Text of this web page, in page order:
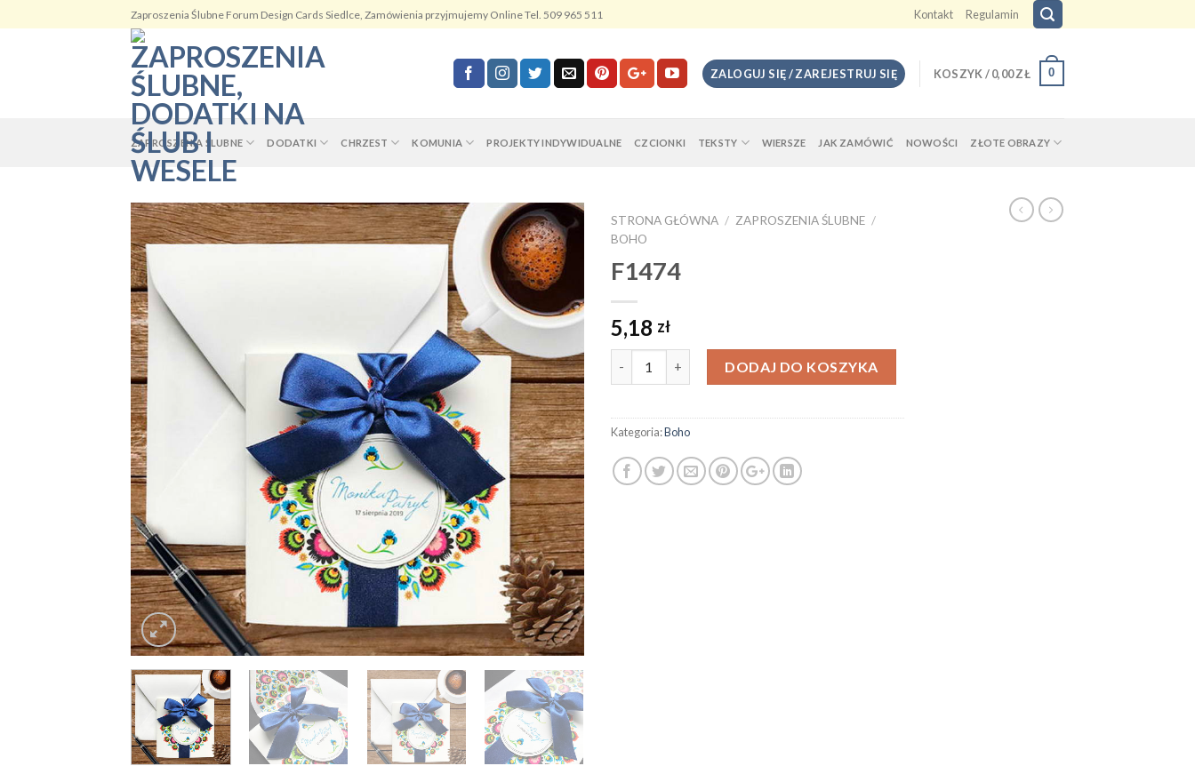
to
Zaproszenia Ślubne Forum Design Cards Siedlce, Zamówienia przyjmujemy Online Tel. 509 965 511 Kontakt Regulamin
ZALOGUJ SIĘ / ZAREJESTRUJ SIĘ KOSZYK /0,00ZŁ 0
ZAPROSZENIA ŚLUBNE DODATKI CHRZEST KOMUNIA PROJEKTY INDYWIDUALNE CZCIONKI TEKSTY WIERSZE JAK ZAMÓWIĆ NOWOŚCI ZŁOTE OBRAZY
STRONA GŁÓWNA / ZAPROSZENIA ŚLUBNE /
BOHO
F1474
5,18 zł
DODAJ DO KOSZYKA
Kategoria:Boho